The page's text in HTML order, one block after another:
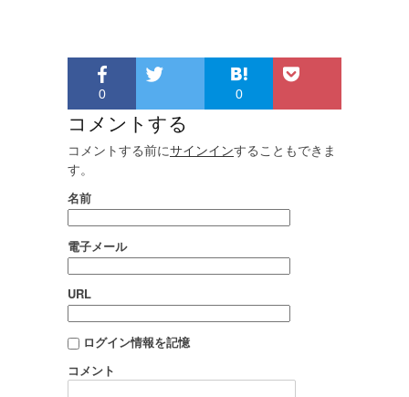
0 0
コメントする
コメントする前にサインインすることもできま
す。
名前
電子メール
URL
ログイン情報を記憶
コメント